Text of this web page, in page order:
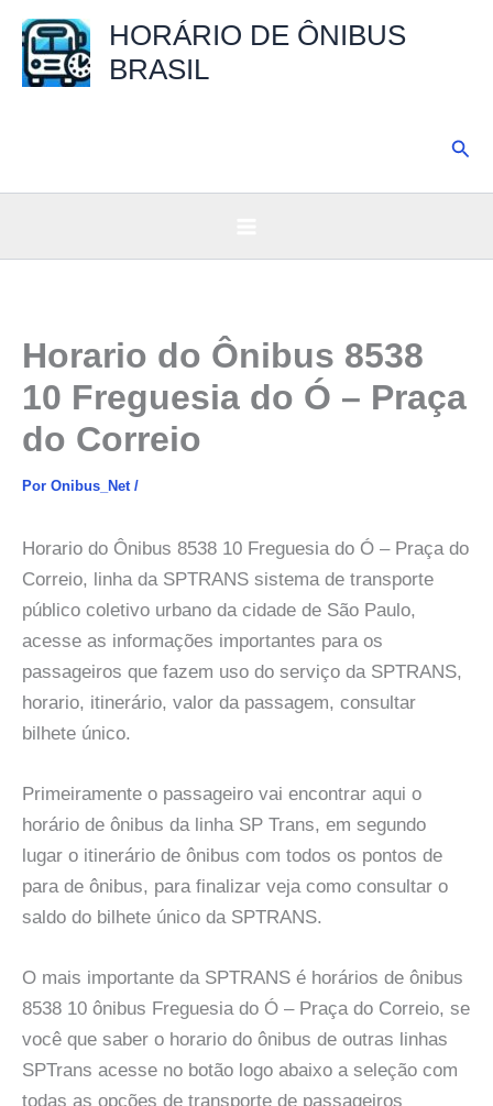
para
HORÁRIO DE ÔNIBUS
BRASIL
Horario do Ônibus 8538
10 Freguesia do Ó – Praça
do Correio
Por Onibus_Net /
Horario do Ônibus 8538 10 Freguesia do Ó – Praça do
Correio, linha da SPTRANS sistema de transporte
público coletivo urbano da cidade de São Paulo,
acesse as informações importantes para os
passageiros que fazem uso do serviço da SPTRANS,
horario, itinerário, valor da passagem, consultar
bilhete único.
Primeiramente o passageiro vai encontrar aqui o
horário de ônibus da linha SP Trans, em segundo
lugar o itinerário de ônibus com todos os pontos de
para de ônibus, para finalizar veja como consultar o
saldo do bilhete único da SPTRANS.
O mais importante da SPTRANS é horários de ônibus
8538 10 ônibus Freguesia do Ó – Praça do Correio, se
você que saber o horario do ônibus de outras linhas
SPTrans acesse no botão logo abaixo a seleção com
todas as opções de transporte de passageiros